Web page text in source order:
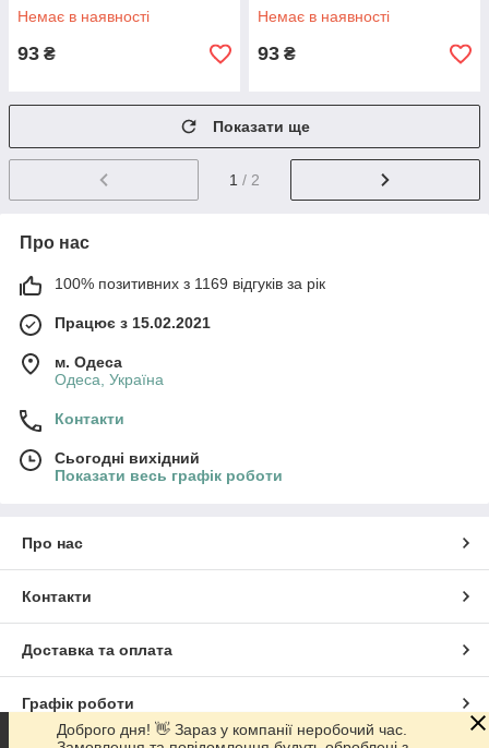
Немає в наявності
93 ₴
Немає в наявності
93 ₴
Показати ще
1 / 2
Про нас
100% позитивних з 1169 відгуків за рік
Працює з 15.02.2021
м. Одеса
Одеса, Україна
Контакти
Сьогодні вихідний
Показати весь графік роботи
Про нас
Контакти
Доставка та оплата
Графік роботи
Доброго дня! 👋 Зараз у компанії неробочий час.